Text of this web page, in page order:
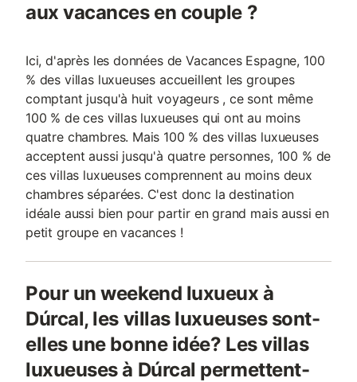
aux vacances en couple ?
Ici, d'après les données de Vacances Espagne, 100
% des villas luxueuses accueillent les groupes
comptant jusqu'à huit voyageurs , ce sont même
100 % de ces villas luxueuses qui ont au moins
quatre chambres. Mais 100 % des villas luxueuses
acceptent aussi jusqu'à quatre personnes, 100 % de
ces villas luxueuses comprennent au moins deux
chambres séparées. C'est donc la destination
idéale aussi bien pour partir en grand mais aussi en
petit groupe en vacances !
Pour un weekend luxueux à
Dúrcal, les villas luxueuses sont-
elles une bonne idée? Les villas
luxueuses à Dúrcal permettent-